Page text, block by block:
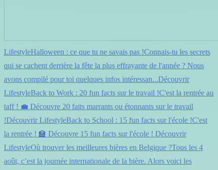
LifestyleHalloween : ce que tu ne savais pas !Connais-tu les secrets
qui se cachent derrière la fête la plus effrayante de l'année ? Nous
avons compilé pour toi quelques infos intéressan...Découvrir
LifestyleBack to Work : 20 fun facts sur le travail !C'est la rentrée au
taff ! 💼 Découvre 20 faits marrants ou étonnants sur le travail
!Découvrir LifestyleBack to School : 15 fun facts sur l'école !C'est
la rentrée ! 🏫 Découvre 15 fun facts sur l'école ! Découvrir
LifestyleOù trouver les meilleures bières en Belgique ?Tous les 4
août, c’est la journée internationale de la bière. Alors voici les